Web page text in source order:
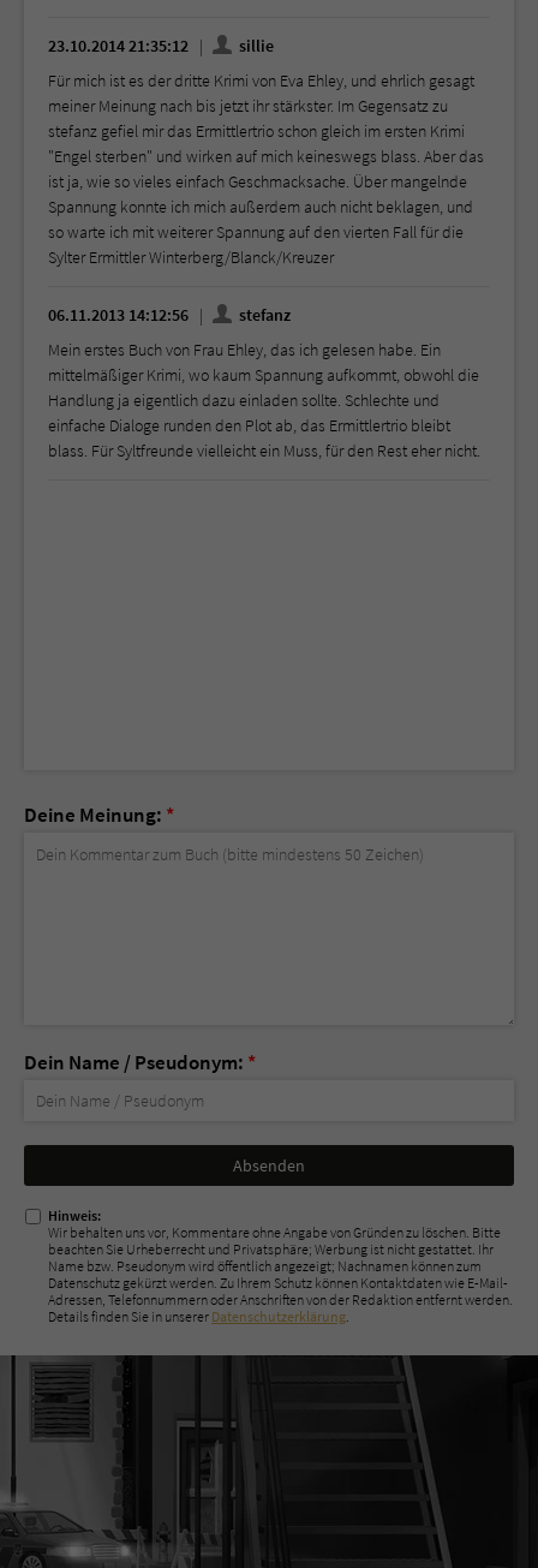
23.10.2014 21:35:12
sillie
Für mich ist es der dritte Krimi von Eva Ehley, und ehrlich gesagt
meiner Meinung nach bis jetzt ihr stärkster. Im Gegensatz zu
stefanz gefiel mir das Ermittlertrio schon gleich im ersten Krimi
"Engel sterben" und wirken auf mich keineswegs blass. Aber das
ist ja, wie so vieles einfach Geschmacksache. Über mangelnde
Spannung konnte ich mich außerdem auch nicht beklagen, und
so warte ich mit weiterer Spannung auf den vierten Fall für die
Sylter Ermittler Winterberg/Blanck/Kreuzer
06.11.2013 14:12:56
stefanz
Mein erstes Buch von Frau Ehley, das ich gelesen habe. Ein
mittelmäßiger Krimi, wo kaum Spannung aufkommt, obwohl die
Handlung ja eigentlich dazu einladen sollte. Schlechte und
einfache Dialoge runden den Plot ab, das Ermittlertrio bleibt
blass. Für Syltfreunde vielleicht ein Muss, für den Rest eher nicht.
Deine Meinung: *
Dein Name / Pseudonym: *
Nicht
ausfüllen!
Hinweis:
Wir behalten uns vor, Kommentare ohne Angabe von Gründen zu löschen. Bitte
beachten Sie Urheberrecht und Privatsphäre; Werbung ist nicht gestattet. Ihr
Name bzw. Pseudonym wird öffentlich angezeigt; Nachnamen können zum
Datenschutz gekürzt werden. Zu Ihrem Schutz können Kontaktdaten wie E-Mail-
Adressen, Telefonnummern oder Anschriften von der Redaktion entfernt werden.
Details finden Sie in unserer Datenschutzerklärung